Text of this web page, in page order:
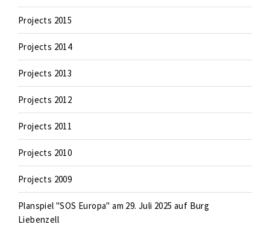
Projects 2015
Projects 2014
Projects 2013
Projects 2012
Projects 2011
Projects 2010
Projects 2009
Planspiel "SOS Europa" am 29. Juli 2025 auf Burg
Liebenzell